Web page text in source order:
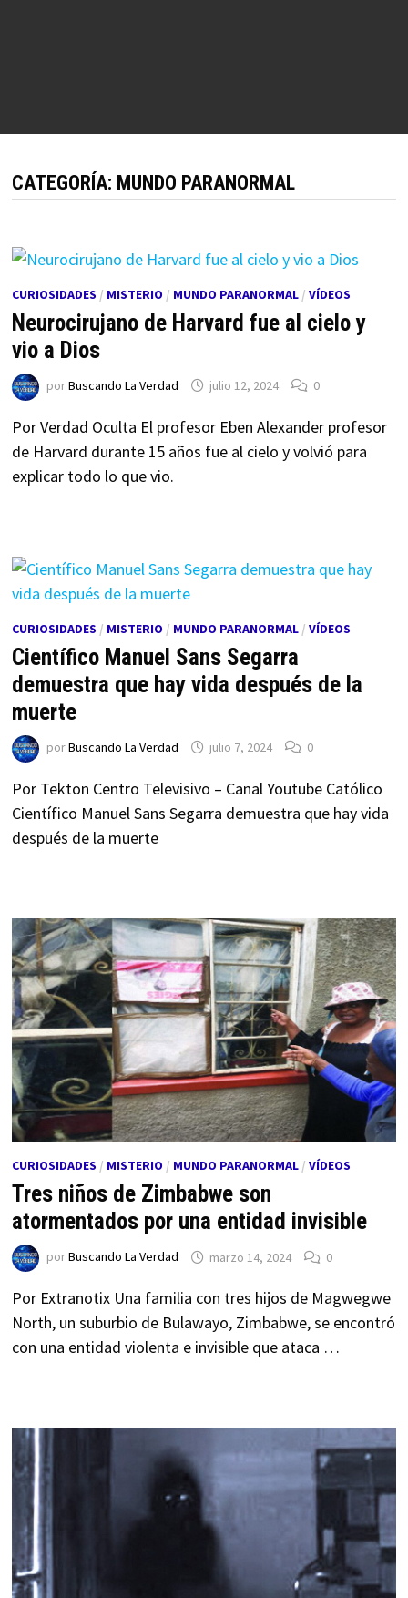
CATEGORÍA: MUNDO PARANORMAL
CURIOSIDADES / MISTERIO / MUNDO PARANORMAL/ VÍDEOS
Neurocirujano de Harvard fue al cielo y
vio a Dios
porBuscando La Verdad julio 12, 2024 0
Por Verdad Oculta El profesor Eben Alexander profesor
de Harvard durante 15 años fue al cielo y volvió para
explicar todo lo que vio.
CURIOSIDADES / MISTERIO / MUNDO PARANORMAL/ VÍDEOS
Científico Manuel Sans Segarra
demuestra que hay vida después de la
muerte
porBuscando La Verdad julio 7, 2024 0
Por Tekton Centro Televisivo – Canal Youtube Católico
Científico Manuel Sans Segarra demuestra que hay vida
después de la muerte
CURIOSIDADES / MISTERIO / MUNDO PARANORMAL/ VÍDEOS
Tres niños de Zimbabwe son
atormentados por una entidad invisible
porBuscando La Verdad marzo 14, 2024 0
Por Extranotix Una familia con tres hijos de Magwegwe
North, un suburbio de Bulawayo, Zimbabwe, se encontró
con una entidad violenta e invisible que ataca …